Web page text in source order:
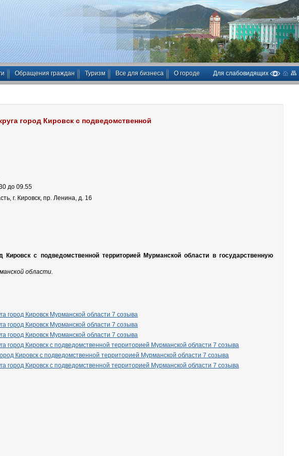
Обращения граждан Туризм Все для бизнеса О городе Для слабовидящих
город Кировск с подведомственной
до 09.55
г. Кировск, пр. Ленина, д. 16
с подведомственной территорией Мурманской области в государственную
области.
город Кировск Мурманской области 7 созыва
город Кировск Мурманской области 7 созыва
город Кировск Мурманской области 7 созыва
город Кировск с подведомственной территорией Мурманской области 7 созыва
Кировск с подведомственной территорией Мурманской области 7 созыва
город Кировск с подведомственной территорией Мурманской области 7 созыва